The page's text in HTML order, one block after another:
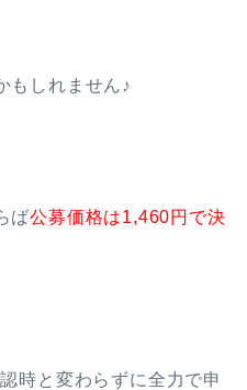
もしれません♪
ば公募価格は1,460円で決
時と変わらずに全力で申